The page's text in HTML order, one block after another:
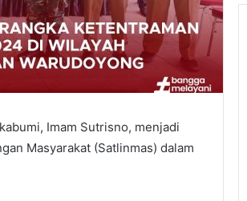
Imam Sutrisno, menjadi
Masyarakat (Satlinmas) dalam